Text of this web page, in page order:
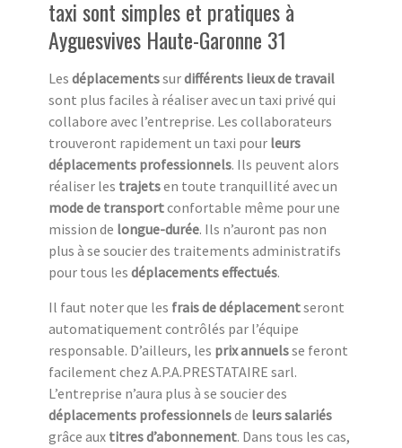
taxi sont simples et pratiques à
Ayguesvives Haute-Garonne 31
Les déplacementssurdifférents lieux de travail
sont plus faciles à réaliser avec un taxi privé qui
collabore avec l’entreprise. Les collaborateurs
trouveront rapidement un taxi pour leurs
déplacements professionnels. Ils peuvent alors
réaliser les trajetsen toute tranquillité avec un
mode de transportconfortable même pour une
mission de longue-durée. Ils n’auront pas non
plus à se soucier des traitements administratifs
pour tous les déplacements effectués.
Il faut noter que les frais de déplacementseront
automatiquement contrôlés par l’équipe
responsable. D’ailleurs, les prix annuelsse feront
facilement chez A.P.A.PRESTATAIRE sarl.
L’entreprise n’aura plus à se soucier des
déplacements professionnelsde leurs salariés
grâce aux titres d’abonnement. Dans tous les cas,